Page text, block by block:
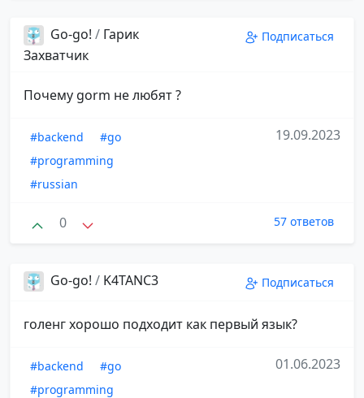
Go-go! / Гарик
Захватчик
Подписаться
Почему gorm не любят ?
#backend
#go
#programming
#russian
19.09.2023
0 57 ответов
Go-go! / K4TANC3 Подписаться
голенг хорошо подходит как первый язык?
#backend
#go
#programming
01.06.2023